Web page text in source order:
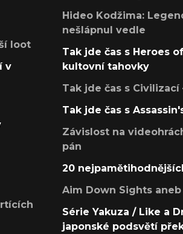
loot
v
Hideo Kodžima:
nešlápnul vedle
Tak jde čas s Heroes
kultovní tahovky
Tak jde čas s
Tak jde čas s
Závislost na
pán
20
Aim Down Sights
Série Yakuza / Like a
japonské podsvětí